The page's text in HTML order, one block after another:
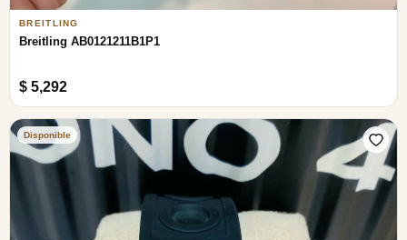
BREITLING
Breitling AB0121211B1P1
$ 5,292
Disponible